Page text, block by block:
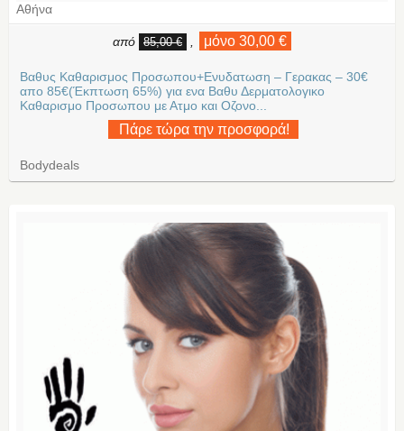
Αθήνα
από 85,00 € μόνο 30,00 €
Βαθυς Καθαρισμος Προσωπου+Ενυδατωση – Γερακας – 30€
απο 85€(Έκπτωση 65%) για ενα Βαθυ Δερματολογικο
Καθαρισμο Προσωπου με Ατμο και Οζονο...
Πάρε τώρα την προσφορά!
Bodydeals